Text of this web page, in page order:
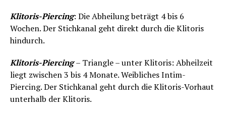
Klitoris-Piercing: Die Abheilung beträgt 4 bis 6
Wochen. Der Stichkanal geht direkt durch die Klitoris
hindurch.
Klitoris-Piercing – Triangle – unter Klitoris: Abheilzeit
liegt zwischen 3 bis 4 Monate. Weibliches Intim-
Piercing. Der Stichkanal geht durch die Klitoris-Vorhaut
unterhalb der Klitoris.